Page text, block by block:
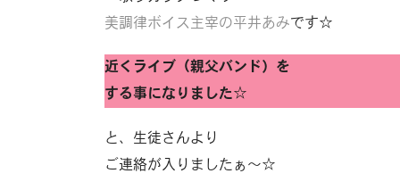
美調律ボイス主宰の平井あみです☆
近くライブ（親父バンド）を
する事になりました☆
と、生徒さんより
ご連絡が入りましたぁ〜☆